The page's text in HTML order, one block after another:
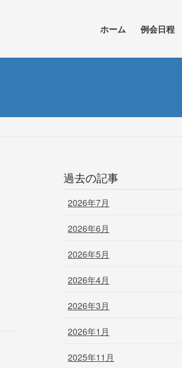
ホーム 例会日程
過去の記事
2026年7月
2026年6月
2026年5月
2026年4月
2026年3月
2026年1月
2025年11月